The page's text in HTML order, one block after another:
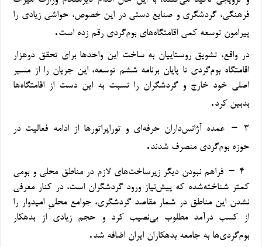
فرهنگی، گردشگری و صنایع دستی در این خصوص، حواشی زیادی را
پیرامون توسعه کمی اقامتگاه‌های بوم‌گردی رقم زده است.
در واقع، تشویق روستاییان به ساخت این واحدها برای تحقق دوهزار
اقامتگاه بوم‌گردی تا پایان برنامه ششم توسعه، این جریان را از مسیر
اصلی خود خارج و گردشگران را نسبت به این دست از اقامتگاه‌ها
بدبین کرد.
۳ –
عمده آژانس‌داران حرفه‌ای و توراپراتورها از ادامه فعالیت در
حوزه بوم‌گردی منصرف شدند.
۴ – فراهم نبودن دیگر زیرساخت‌های لازم در مناطق محلی و بومی
کمتر شناخته‌شده که پیش‌نیاز ورود گردشگران است، در کنار معرفی
نشدن این مناطق در شمار مقاصد گردشگری، جوامع محلیِ امیدوار را
از کسب درآمد مطلوب بی‌نصیب کرد و حجم زیادی از بدهکار
بوم‌گردی‌ها به جامعه بدهکاران ایران اضافه شد.